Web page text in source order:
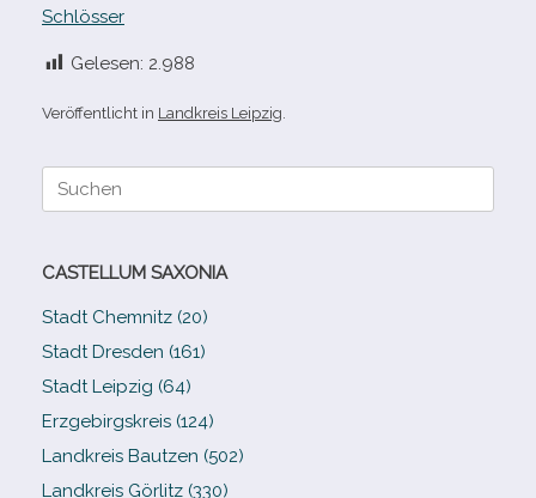
Schlösser
Gelesen: 2.988
Veröffentlicht in Landkreis Leipzig
Suche
CASTELLUM SAXONIA
Stadt Chemnitz (20)
Stadt Dresden (161)
Stadt Leipzig (64)
Erzgebirgskreis (124)
Landkreis Bautzen (502)
Landkreis Görlitz (330)